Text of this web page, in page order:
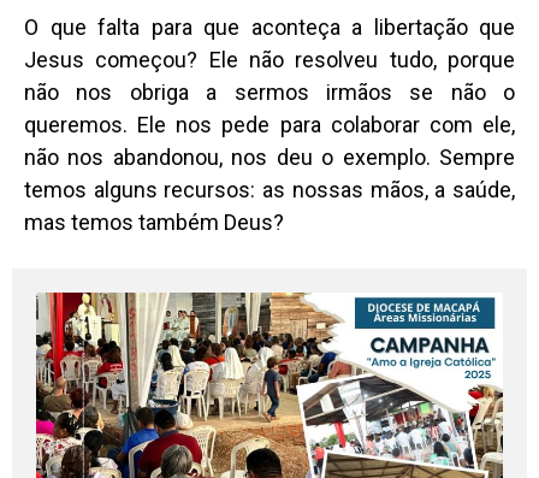
O que falta para que aconteça a libertação que
Jesus começou? Ele não resolveu tudo, porque
não nos obriga a sermos irmãos se não o
queremos. Ele nos pede para colaborar com ele,
não nos abandonou, nos deu o exemplo. Sempre
temos alguns recursos: as nossas mãos, a saúde,
mas temos também Deus?